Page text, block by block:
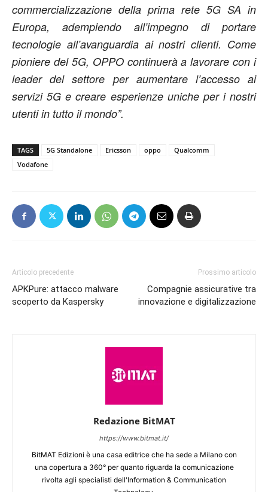
commercializzazione della prima rete 5G SA in
Europa, adempiendo all’impegno di portare
tecnologie all’avanguardia ai nostri clienti. Come
pioniere del 5G, OPPO continuerà a lavorare con i
leader del settore per aumentare l’accesso ai
servizi 5G e creare esperienze uniche per i nostri
utenti in tutto il mondo”.
TAGS 5G Standalone Ericsson oppo
Qualcomm
Vodafone
Articolo precedente
APKPure: attacco malware
scoperto da Kaspersky
Prossimo articolo
Compagnie assicurative tra
innovazione e digitalizzazione
Redazione BitMAT
https://www.bitmat.it/
BitMAT Edizioni è una casa editrice che ha sede a Milano con
una copertura a 360° per quanto riguarda la comunicazione
rivolta agli specialisti dell'lnformation & Communication